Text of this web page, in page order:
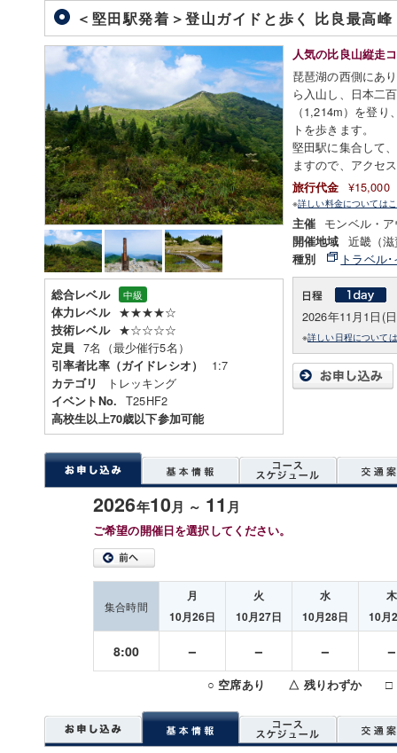
＜堅田駅発着＞登山ガイドと歩く 比良最高
総合レベル 中級
体力レベル ★★★★☆
技術レベル ★☆☆☆☆
定員 7名（最少催行5名）
引率者比率（ガイドレシオ） 1:7
カテゴリ トレッキング
イベントNo. T25HF2
高校生以上70歳以下参加可能
人気の比良山縦走
琵琶湖の西側にあ
ら入山し、日本二
（1,214m）を登
トを歩きます。
堅田駅に集合して
ますので、アクセ
旅行代金 ¥15,000
※詳しい料金については
主催 モンベル・
開催地域 近畿（
種別 トラベル
2026年11月1日(
※詳しい日程について
2026年10月 ～ 11 月
ご希望の開催日を選択してください。
集合時間
月
10月26日
火
10月27日
水
10月28日
木
10月
8:00 － － －
○ 空席あり △ 残りわずか □